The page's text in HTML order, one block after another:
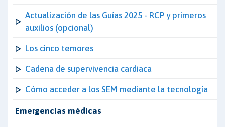
Actualización de las Guías 2025 - RCP y primeros
auxilios (opcional)
Los cinco temores
Cadena de supervivencia cardiaca
Cómo acceder a los SEM mediante la tecnología
Emergencias médicas